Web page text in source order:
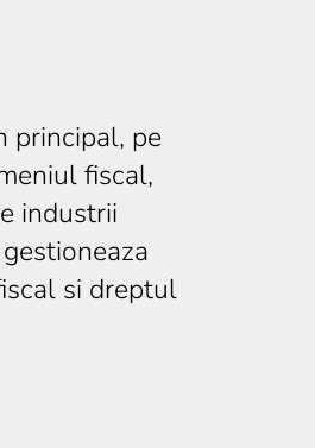
principal, pe
fiscal,
industrii
si dreptul